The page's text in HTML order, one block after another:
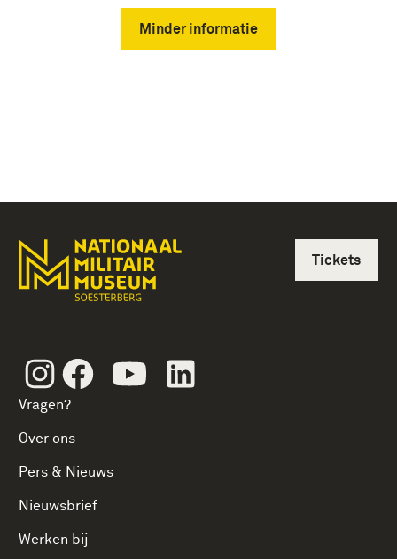
Minder informatie
InstagramFacebookYoutube
Vragen?
Over ons
Pers & Nieuws
Nieuwsbrief
Werken bij
Tickets